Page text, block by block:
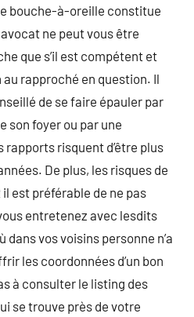
bouche-à-oreille constitue
ne peut vous être
que s’il est compétent et
rapproché en question. Il
de se faire épauler par
son foyer ou par une
rapports risquent d’être plus
De plus, les risques de
est préférable de ne pas
entretenez avec lesdits
vos voisins personne n’a
les coordonnées d’un bon
à consulter le listing des
se trouve près de votre